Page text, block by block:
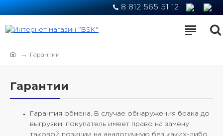
8 812 565 51 12
Гарантии
Гарантии
Гарантия обмена. В случае обнаружения брака до
выгрузки, покупатель имеет право на замену
таковой позиции на аналогичную без каких-либо